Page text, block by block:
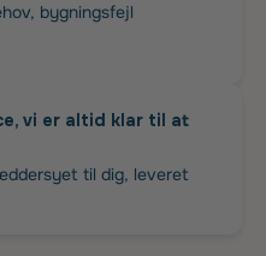
bygningsfejl
vi er altid klar til at
til dig, leveret